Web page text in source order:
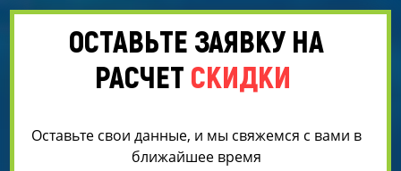
ОСТАВЬТЕ ЗАЯВКУ НА
РАСЧЕТ СКИДКИ
Оставьте свои данные, и мы свяжемся с вами в
ближайшее время